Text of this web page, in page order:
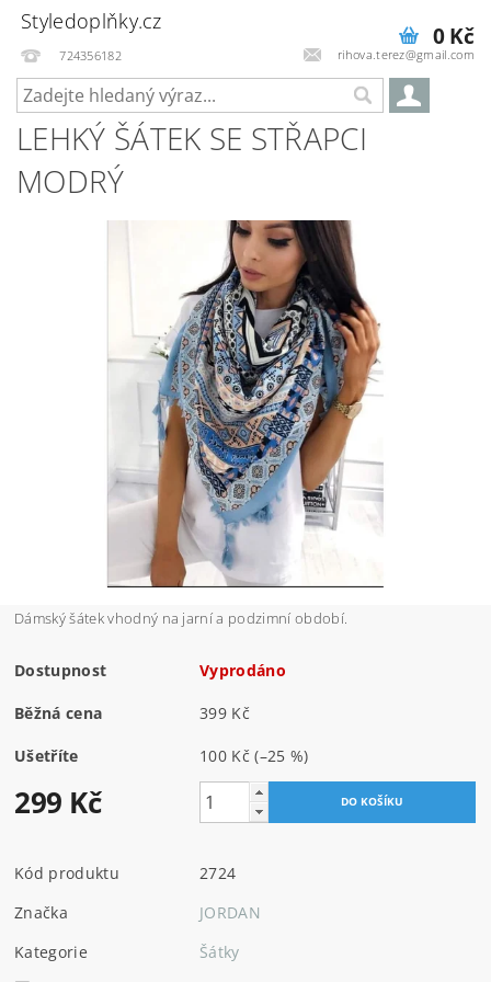
Styledoplňky.cz
724356182 rihova.terez@gmail.com
0 Kč
LEHKÝ ŠÁTEK SE STŘAPCI
MODRÝ
Dámský šátek vhodný na jarní a podzimní období.
Dostupnost Vyprodáno
Běžná cena 399 Kč
Ušetříte 100 Kč(–25 %)
299 Kč
Kód produktu
2724
Značka
JORDAN
Kategorie
Šátky